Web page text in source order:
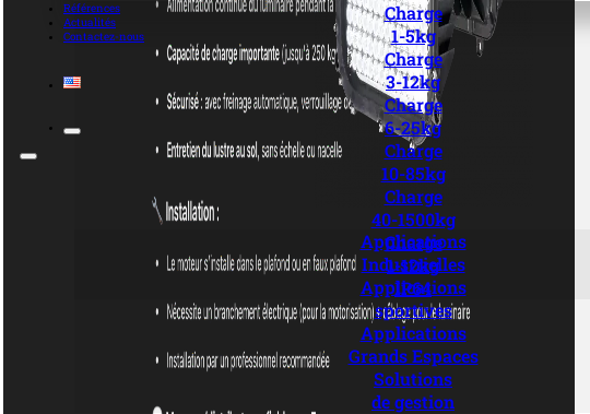
Applications
Industrielles
Applications
sportives
Applications
Grands Espaces
Solutions
de gestion
Charge
1-5kg
Charge
3-12kg
Charge
6-25kg
Charge
10-85kg
Charge
40-1500kg
Charge
1-12kg
IP64
Références
Actualités
Contactez-nous